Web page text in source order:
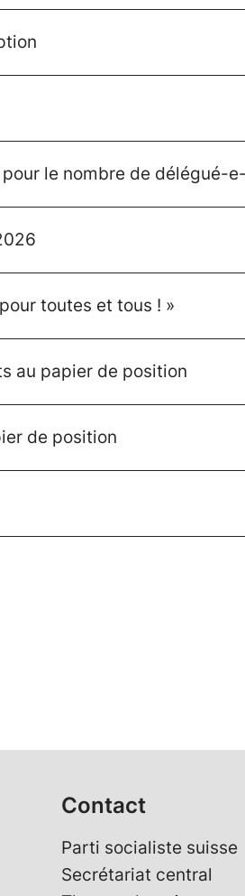
le nombre de délégué-
toutes et tous ! »
au papier de position
de position
Contact
Parti socialiste suisse
Secrétariat central